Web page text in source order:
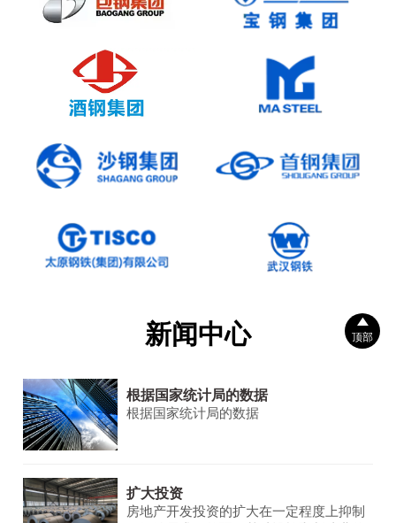
新闻中心
根据国家统计局的数据
根据国家统计局的数据
扩大投资
房地产开发投资的扩大在一定程度上抑制

顶部